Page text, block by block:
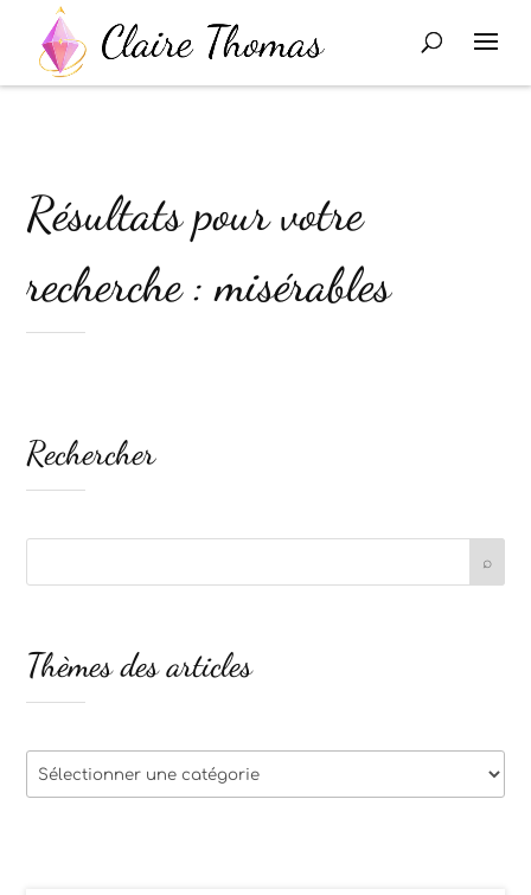
Résultats pour votre
recherche : misérables
Rechercher
Thèmes des articles
Thèmes
des